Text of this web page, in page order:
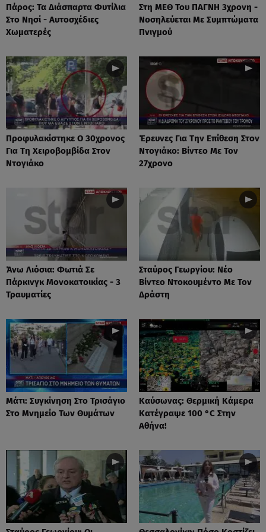
Πάρος: Τα Διάσπαρτα Φυτίλια
Στο Νησί - Αυτοσχέδιες
Χωματερές
Στη ΜΕΘ Του ΠΑΓΝΗ 3χρονη -
Νοσηλεύεται Με Συμπτώματα
Πνιγμού
Προφυλακίστηκε Ο 30χρονος
Για Τη Χειροβομβίδα Στον
Ντογιάκο
Έρευνες Για Την Επίθεση Στον
Ντογιάκο: Βίντεο Με Τον
27χρονο
Άνω Λιόσια: Φωτιά Σε
Πάρκινγκ Μονοκατοικίας - 3
Τραυματίες
Σταύρος Γεωργίου: Νέο
Βίντεο Ντοκουμέντο Με Τον
Δράστη
Μάτι: Συγκίνηση Στο Τρισάγιο
Στο Μνημείο Των Θυμάτων
Καύσωνας: Θερμική Κάμερα
Κατέγραψε 100 °C Στην
Αθήνα!